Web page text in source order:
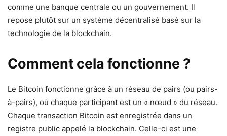
comme une banque centrale ou un gouvernement. Il
repose plutôt sur un système décentralisé basé sur la
technologie de la blockchain.
Comment cela fonctionne ?
Le Bitcoin fonctionne grâce à un réseau de pairs (ou pairs-
à-pairs), où chaque participant est un « nœud » du réseau.
Chaque transaction Bitcoin est enregistrée dans un
registre public appelé la blockchain. Celle-ci est une